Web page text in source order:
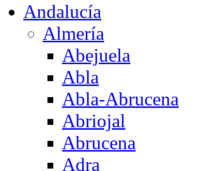
Andalucía
Almería
Abejuela
Abla
Abla-Abrucena
Abriojal
Abrucena
Adra